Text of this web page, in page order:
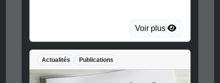
Voir plus
Actualités Publications